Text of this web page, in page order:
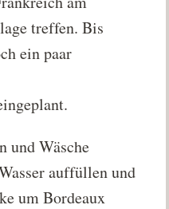
treffen. Bis
ein paar
und Wäsche
auffüllen und
um Bordeaux